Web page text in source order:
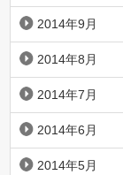
2014年9月
2014年8月
2014年7月
2014年6月
2014年5月